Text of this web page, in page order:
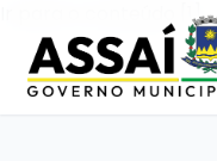
Ir para o conteúdo [1]